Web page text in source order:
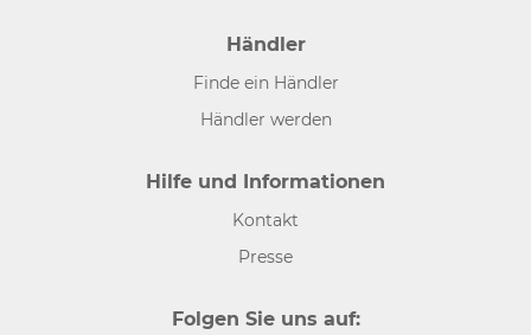
Händler
Finde ein Händler
Händler werden
Hilfe und Informationen
Kontakt
Presse
Folgen Sie uns auf: